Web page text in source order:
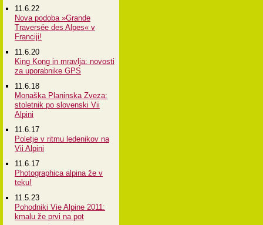
11.6.22
Nova podoba »Grande
Traversée des Alpes« v
Franciji!
11.6.20
King Kong in mravlja: novosti
za uporabnike GPS
11.6.18
Monaška Planinska Zveza:
stoletnik po slovenski Vii
Alpini
11.6.17
Poletje v ritmu ledenikov na
Vii Alpini
11.6.17
Photographica alpina že v
teku!
11.5.23
Pohodniki Vie Alpine 2011:
kmalu že prvi na pot